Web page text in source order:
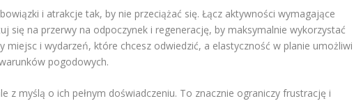
i atrakcje tak, by nie przeciążać się. Łącz aktywności wymagające
się na przerwy na odpoczynek i regenerację, by maksymalnie wykorzystać
miejsc i wydarzeń, które chcesz odwiedzić, a elastyczność w planie umożliwi
pogodowych.
z myślą o ich pełnym doświadczeniu. To znacznie ograniczy frustrację i